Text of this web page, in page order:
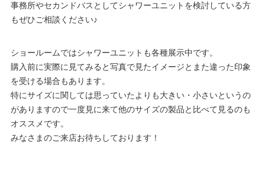
事務所やセカンドバスとしてシャワーユニットを検討している方
もぜひご相談ください♪
ショールームではシャワーユニットも各種展示中です。
購入前に実際に見てみると写真で見たイメージとまた違った印象
を受ける場合もあります。
特にサイズに関しては思っていたよりも大きい・小さいというの
がありますので一度見に来て他のサイズの製品と比べて見るのも
オススメです。
みなさまのご来店お待ちしております！